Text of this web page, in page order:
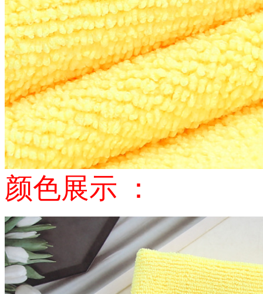
颜色展示 ：